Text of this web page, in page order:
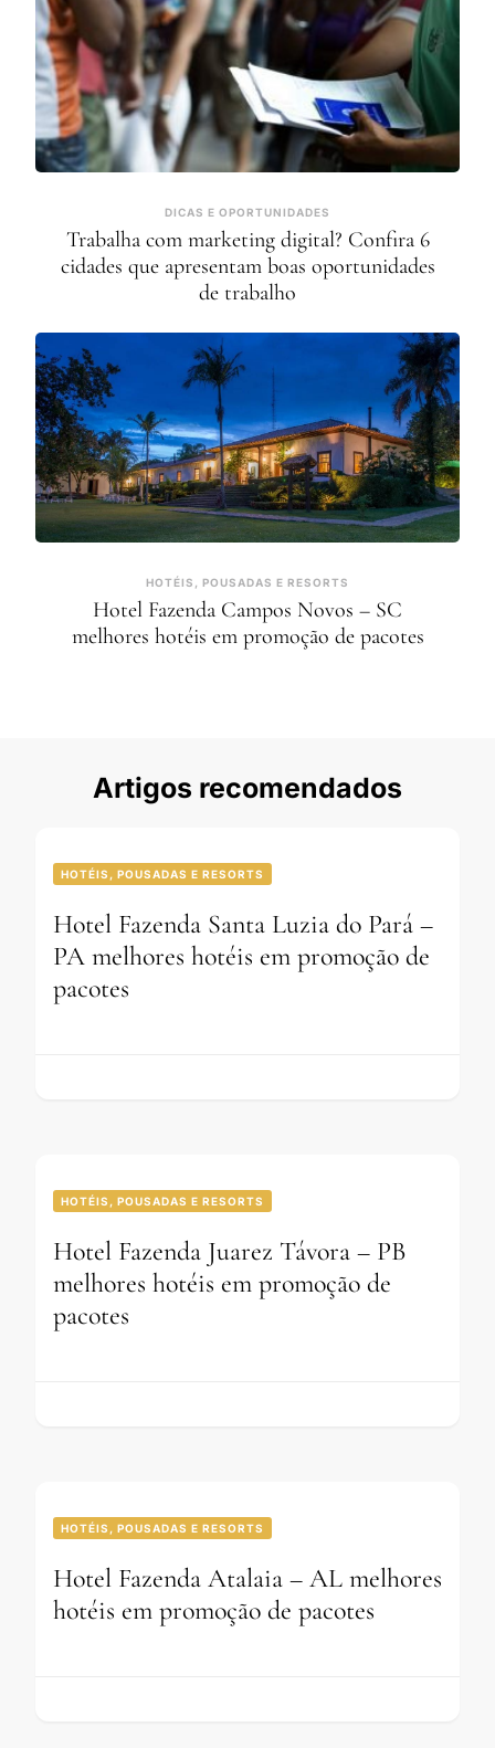
DICAS E OPORTUNIDADES
Trabalha com marketing digital? Confira 6
cidades que apresentam boas oportunidades
de trabalho
HOTÉIS, POUSADAS E RESORTS
Hotel Fazenda Campos Novos – SC
melhores hotéis em promoção de pacotes
Artigos recomendados
HOTÉIS, POUSADAS E RESORTS
Hotel Fazenda Santa Luzia do Pará –
PA melhores hotéis em promoção de
pacotes
HOTÉIS, POUSADAS E RESORTS
Hotel Fazenda Juarez Távora – PB
melhores hotéis em promoção de
pacotes
HOTÉIS, POUSADAS E RESORTS
Hotel Fazenda Atalaia – AL melhores
hotéis em promoção de pacotes